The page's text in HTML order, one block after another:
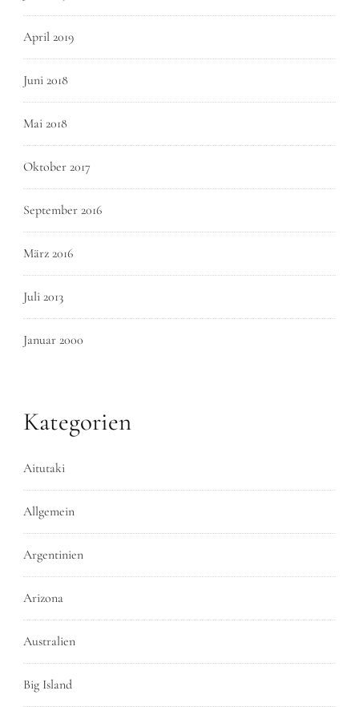
April 2019
Juni 2018
Mai 2018
Oktober 2017
September 2016
März 2016
Juli 2013
Januar 2000
Kategorien
Aitutaki
Allgemein
Argentinien
Arizona
Australien
Big Island